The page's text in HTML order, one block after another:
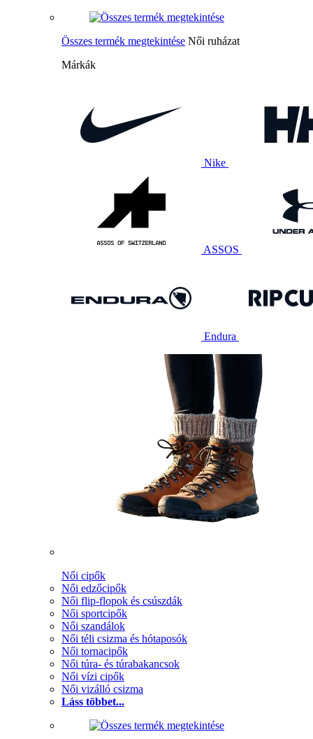
Összes termék megtekintése Női ruházat
Márkák
Nike
ASSOS
Endura
Női cipők
Női edzőcipők
Női flip-flopok és csúszdák
Női sportcipők
Női szandálok
Női téli csizma és hótaposók
Női tornacipők
Női túra- és túrabakancsok
Női vízi cipők
Női vizálló csizma
Láss többet...